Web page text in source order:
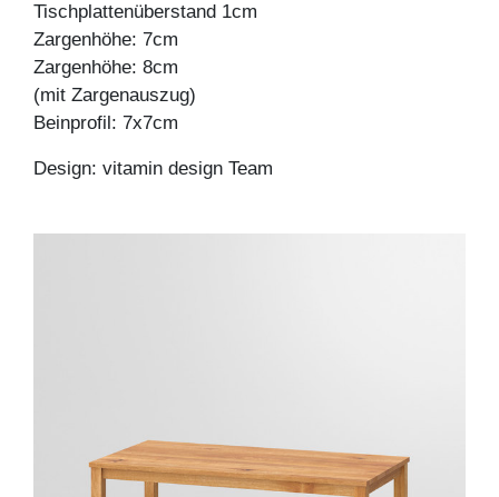
Tischplattenüberstand 1cm
Zargenhöhe: 7cm
Zargenhöhe: 8cm
(mit Zargenauszug)
Beinprofil: 7x7cm
Design: vitamin design Team